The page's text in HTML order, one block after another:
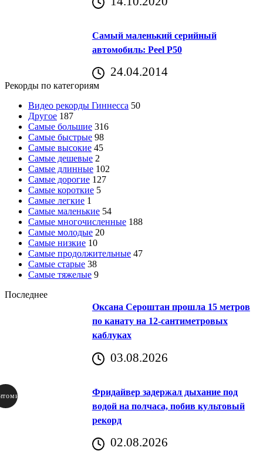
Самый маленький серийный
автомобиль: Peel P50
24.04.2014
Рекорды по категориям
Видео рекорды Гиннесса 50
Другое 187
Самые большие 316
Самые быстрые 98
Самые высокие 45
Самые дешевые 2
Самые длинные 102
Самые дорогие 127
Самые короткие 5
Самые легкие 1
Самые маленькие 54
Самые многочисленные 188
Самые молодые 20
Самые низкие 10
Самые продолжительные 47
Самые старые 38
Самые тяжелые 9
Последнее
Оксана Сероштан прошла 15 метров
по канату на 12-сантиметровых
каблуках
03.08.2026
Фридайвер задержал дыхание под
водой на полчаса, побив культовый
рекорд
02.08.2026